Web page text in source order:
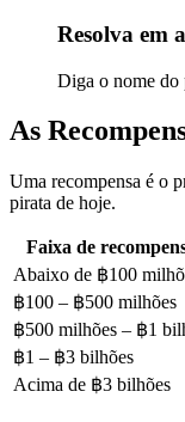
Resolva em
Diga o nome do
As
Uma recompensa é o
pirata de hoje.
Faixa de
Abaixo de ฿100
฿100 – ฿500 milhões
฿500 milhões – ฿1
฿1 – ฿3 bilhões
Acima de ฿3 bilhões